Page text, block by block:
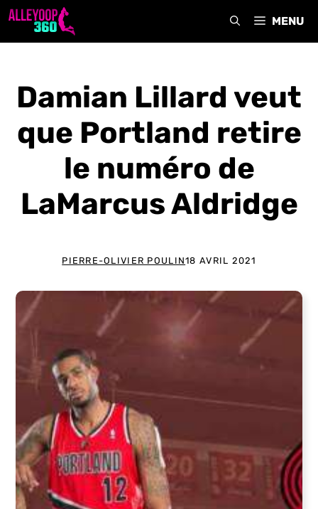
Aller
MENU
Damian Lillard veut
que Portland retire
le numéro de
LaMarcus Aldridge
PIERRE-OLIVIER POULIN18 AVRIL 2021